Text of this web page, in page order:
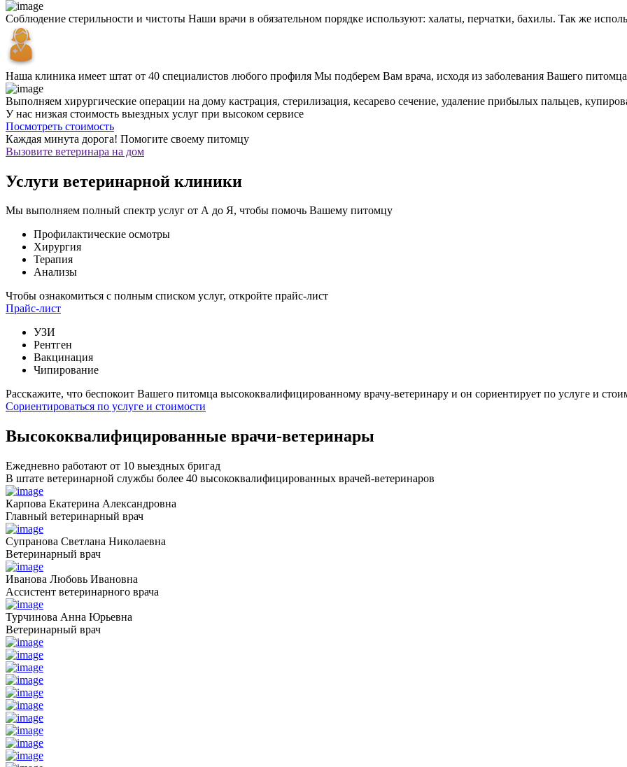
Соблюдение стерильности и чистоты Наши врачи в обязательном порядке используют: халаты, перчатки, бахилы. Так же
Наша клиника имеет штат от 40 специалистов любого профиля Мы подберем Вам врача, исходя из заболевания Вашего питомца
Выполняем хирургические операции на дому кастрация, стерилизация, кесарево сечение, удаление прибылых пальцев,
У нас низкая стоимость выездных услуг при высоком сервисе
Посмотреть стоимость
Каждая минута дорога! Помогите своему питомцу
Вызовите ветеринара на дом
Услуги ветеринарной клиники
Мы выполняем полный спектр услуг от А до Я, чтобы помочь Вашему питомцу
Профилактические осмотры
Хирургия
Терапия
Анализы
Чтобы ознакомиться с полным списком услуг, откройте прайс-лист
Прайс-лист
УЗИ
Рентген
Вакцинация
Чипирование
Расскажите, что беспокоит Вашего питомца высококвалифицированному врачу-ветеринару и он сориентирует по услуге и
Сориентироваться по услуге и стоимости
Высококвалифицированные врачи-ветеринары
Ежедневно работают от 10 выездных бригад
В штате ветеринарной службы более 40 высококвалифицированных врачей-ветеринаров
Карпова Екатерина Александровна
Главный ветеринарный врач
Супранова Светлана Николаевна
Ветеринарный врач
Иванова Любовь Ивановна
Ассистент ветеринарного врача
Турчинова Анна Юрьевна
Ветеринарный врач